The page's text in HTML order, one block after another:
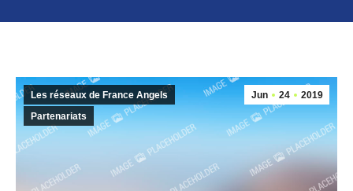
Jun 24 2019
Les réseaux de France Angels
Partenariats